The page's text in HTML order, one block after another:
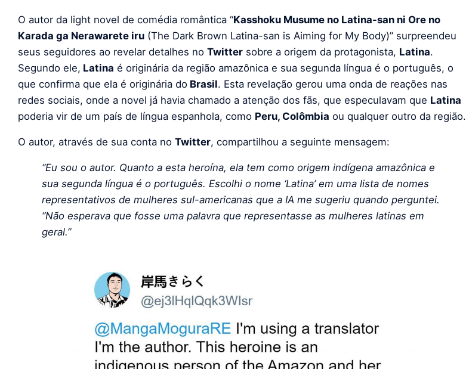
O autor da light novel de comédia romântica “Kasshoku Musume no Latina-san ni Ore no
Karada ga Nerawarete iru (The Dark Brown Latina-san is Aiming for My Body)” surpreendeu
seus seguidores ao revelar detalhes no Twitter sobre a origem da protagonista, Latina.
Segundo ele, Latina é originária da região amazônica e sua segunda língua é o português, o
que confirma que ela é originária do Brasil. Esta revelação gerou uma onda de reações nas
redes sociais, onde a novel já havia chamado a atenção dos fãs, que especulavam que Latina
poderia vir de um país de língua espanhola, como Peru, Colômbia ou qualquer outro da região.
O autor, através de sua conta no Twitter, compartilhou a seguinte mensagem:
“Eu sou o autor. Quanto a esta heroína, ela tem como origem indígena amazônica e
sua segunda língua é o português. Escolhi o nome ‘Latina’ em uma lista de nomes
representativos de mulheres sul-americanas que a IA me sugeriu quando perguntei.
“Não esperava que fosse uma palavra que representasse as mulheres latinas em
geral.”